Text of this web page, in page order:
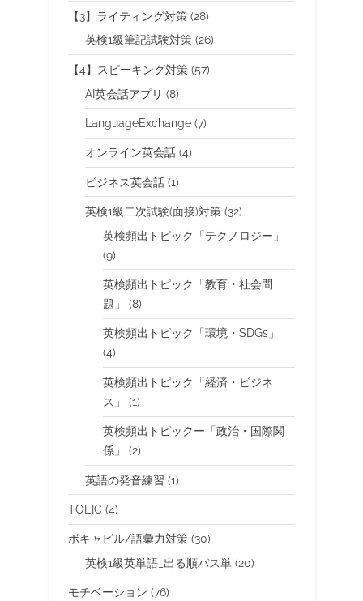
【3】ライティング対策 (28)
英検1級筆記試験対策 (26)
【4】スピーキング対策 (57)
AI英会話アプリ (8)
LanguageExchange (7)
オンライン英会話 (4)
ビジネス英会話 (1)
英検1級二次試験(面接)対策 (32)
英検頻出トピック「テクノロジー」
(9)
英検頻出トピック「教育・社会問
題」
(8)
英検頻出トピック「環境・SDGs」
(4)
英検頻出トピック「経済・ビジネ
ス」
(1)
英検頻出トピックー「政治・国際関
係」
(2)
英語の発音練習 (1)
TOEIC (4)
ボキャビル/語彙力対策 (30)
英検1級英単語_出る順パス単 (20)
モチベーション (76)